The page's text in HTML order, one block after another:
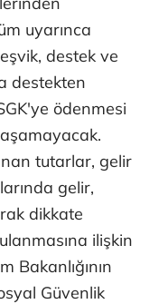
uyarınca
destek ve
destekten
ödenmesi
tutarlar, gelir
gelir,
dikkate
ilişkin
Bakanlığının
Güvenlik